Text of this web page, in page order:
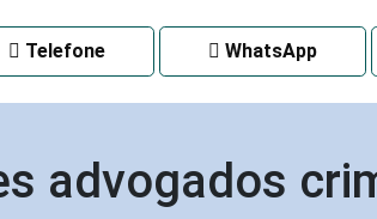
Telefone WhatsApp
advogados